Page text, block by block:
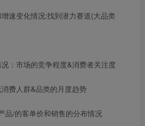
速变化情况:找到潜力赛道(大品类
：市场的竞争程度&消费者关注度
费人群&品类的月度趋势
品/的客单价和销售的分布情况